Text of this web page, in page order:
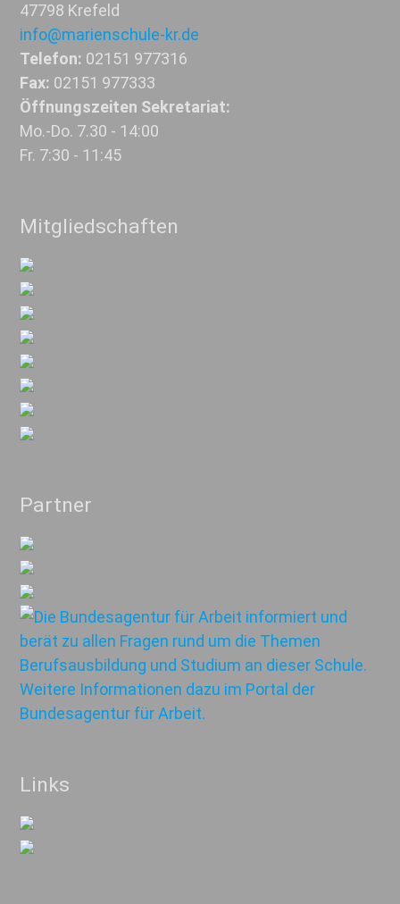
47798 Krefeld
info@marienschule-kr.de
Telefon: 02151 977316
Fax: 02151 977333
Öffnungszeiten Sekretariat:
Mo.-Do. 7.30 - 14:00
Fr. 7:30 - 11:45
Mitgliedschaften
Partner
Links